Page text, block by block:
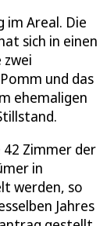
im Areal. Die
sich in einen
und das
ehemaligen
42 Zimmer der
in
werden, so
Jahres